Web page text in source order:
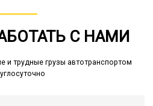
С НАМИ
и трудные грузы автотранспортом